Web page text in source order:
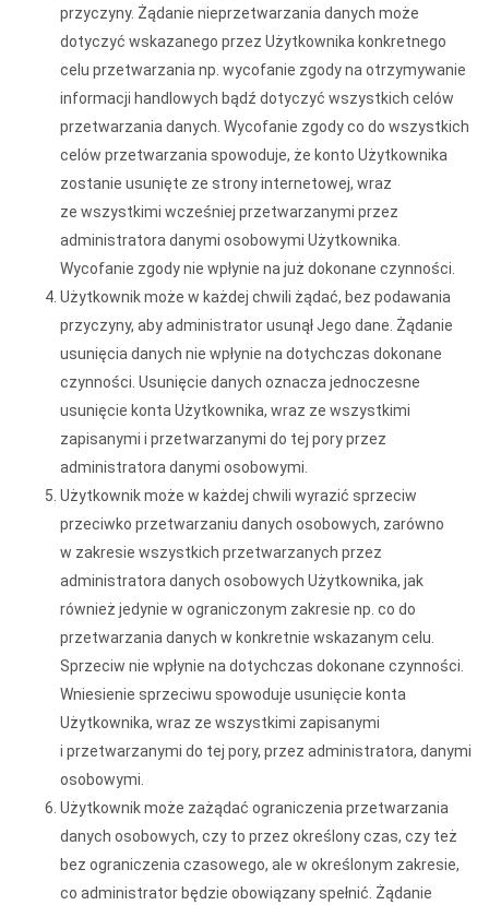
przyczyny. Żądanie nieprzetwarzania danych może
dotyczyć wskazanego przez Użytkownika konkretnego
celu przetwarzania np. wycofanie zgody na otrzymywanie
informacji handlowych bądź dotyczyć wszystkich celów
przetwarzania danych. Wycofanie zgody co do wszystkich
celów przetwarzania spowoduje, że konto Użytkownika
zostanie usunięte ze strony internetowej, wraz
ze wszystkimi wcześniej przetwarzanymi przez
administratora danymi osobowymi Użytkownika.
Wycofanie zgody nie wpłynie na już dokonane czynności.
Użytkownik może w każdej chwili żądać, bez podawania
przyczyny, aby administrator usunął Jego dane. Żądanie
usunięcia danych nie wpłynie na dotychczas dokonane
czynności. Usunięcie danych oznacza jednoczesne
usunięcie konta Użytkownika, wraz ze wszystkimi
zapisanymi i przetwarzanymi do tej pory przez
administratora danymi osobowymi.
Użytkownik może w każdej chwili wyrazić sprzeciw
przeciwko przetwarzaniu danych osobowych, zarówno
w zakresie wszystkich przetwarzanych przez
administratora danych osobowych Użytkownika, jak
również jedynie w ograniczonym zakresie np. co do
przetwarzania danych w konkretnie wskazanym celu.
Sprzeciw nie wpłynie na dotychczas dokonane czynności.
Wniesienie sprzeciwu spowoduje usunięcie konta
Użytkownika, wraz ze wszystkimi zapisanymi
i przetwarzanymi do tej pory, przez administratora, danymi
osobowymi.
Użytkownik może zażądać ograniczenia przetwarzania
danych osobowych, czy to przez określony czas, czy też
bez ograniczenia czasowego, ale w określonym zakresie,
co administrator będzie obowiązany spełnić. Żądanie